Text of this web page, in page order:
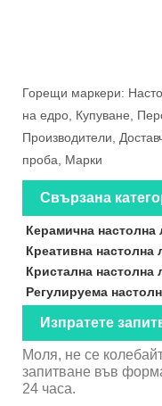
Горещи маркери:
на едро, Купуване,
Производители,
проба, Марки
Свързана
Керамична настолна
Креативна настолна
Кристална настолна
Регулируема
Изпратете
Моля, не се
запитване във
24 часа.